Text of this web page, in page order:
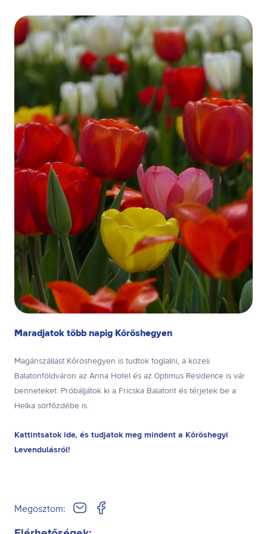
visszavonás előtti adatkezelés jogszerűségét.
Maradjatok több napig Kőröshegyen
Magánszállást Kőröshegyen is tudtok foglalni, a közeli
Balatonföldváron az Anna Hotel és az Optimus Residence is vár
benneteket. Próbáljátok ki a Fricska Balatont és térjetek be a
Helka sörfőzdébe is.
Kattintsatok ide, és tudjatok meg mindent a Kőröshegyi
Levendulásról!
Megosztom: